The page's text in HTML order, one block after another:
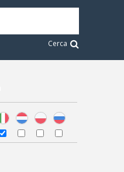
Cerca